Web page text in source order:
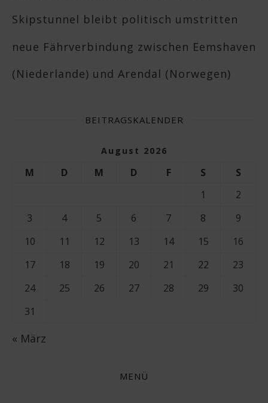
Skipstunnel bleibt politisch umstritten
neue Fährverbindung zwischen Eemshaven
(Niederlande) und Arendal (Norwegen)
BEITRAGSKALENDER
August 2026
M D M D F S
S
1
2
3
4 5 6 7 8
9
10
11 12 13 14 15
16
17
18 19 20 21 22
23
24
25 26 27 28 29
30
31
« März
MENÜ